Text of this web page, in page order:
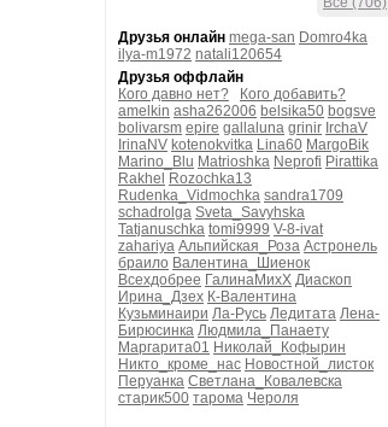
Друзья онлайн mega-san Domro4ka
ilya-m1972 natali120654
Друзья оффлайн
Кого давно нет?
Кого добавить?
amelkin asha262006 belsika50 bogsve
bolivarsm epire gallaluna grinir IrchaV
IrinaNV kotenokvitka Lina60 MargoBik
Marino_Blu Matrioshka Neprofi Pirattika
Rakhel
Rozochka13
Rudenka_Vidmochka sandra1709
schadrolga Sveta_Savyhska
Tatjanuschka tomi9999 V-8-ivat
zahariya Альпийская_Роза Астронель
браило Валентина_Шиенок
Всехдобрее ГалинаМихХ Диаскоп
Ирина_Дзех К-Валентина
Кузьминаири Ла-Русь Ледитата Лена-
Бирюсинка Людмила_Панаету
Маргарита01 Николай_Кофырин
Никто_кроме_нас Новостной_листок
Перуанка Светлана_Ковалевска
старик500 тарома Чероля